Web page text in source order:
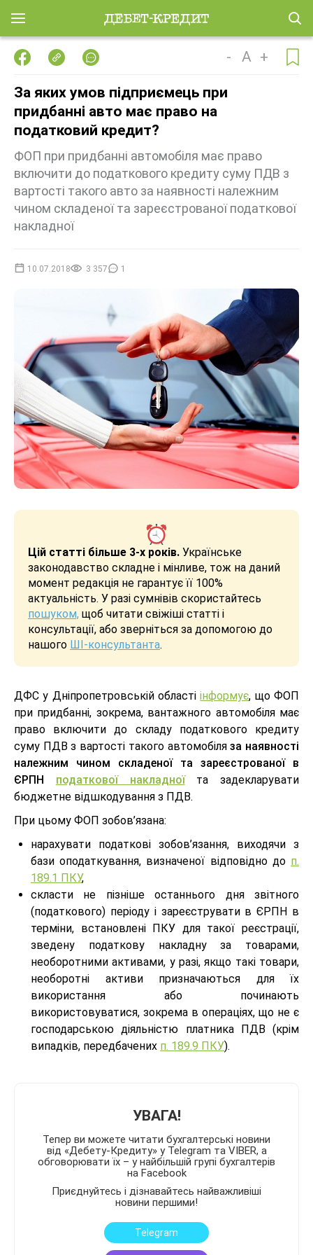
- A +
За яких умов підприємець при
придбанні авто має право на
податковий кредит?
ФОП при придбанні автомобіля має право
включити до податкового кредиту суму ПДВ з
вартості такого авто за наявності належним
чином складеної та зареєстрованої податкової
накладної
10.07.2018 3 357 1
Цій статті більше 3-х років. Українське
законодавство складне і мінливе, тож на даний
момент редакція не гарантує її 100%
актуальність. У разі сумнівів скористайтесь
пошуком, щоб читати свіжіші статті і
консультації, або зверніться за допомогою до
нашого ШІ-консультанта.
ДФС у Дніпропетровській областіінформує, що ФОП
при придбанні, зокрема, вантажного автомобіля має
право включити до складу податкового кредиту
суму ПДВ з вартості такого автомобіляза наявності
належним чином складеної та зареєстрованої в
ЄРПН податкової накладноїта задекларувати
бюджетне відшкодування з ПДВ.
При цьому ФОП зобов’язана:
нарахувати податкові зобов’язання, виходячи з
бази оподаткування, визначеної відповідно до п.
189.1 ПКУ,
скласти не пізніше останнього дня звітного
(податкового) періоду і зареєструвати в ЄРПН в
терміни, встановлені ПКУ для такої реєстрації,
зведену податкову накладну за товарами,
необоротними активами, у разі, якщо такі товари,
необоротні активи призначаються для їх
використання або починають
використовуватися, зокрема в операціях, що не є
господарською діяльністю платника ПДВ (крім
випадків, передбачених п. 189.9 ПКУ).
УВАГА!
Тепер ви можете читати бухгалтерські новини
від «Дебету-Кредиту» у Telegram та VIBER, а
обговорювати їх – у найбільшій групі бухгалтерів
на Facebook
Приєднуйтесь і дізнавайтесь найважливіші
новини першими!
Telegram